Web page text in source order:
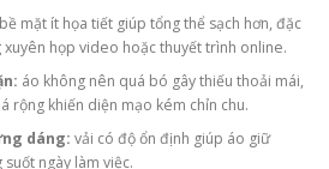
bề mặt ít họa tiết giúp tổng thể sạch hơn, đặc
họp video hoặc thuyết trình online.
áo không nên quá bó gây thiếu thoải mái,
rộng khiến diện mạo kém chỉn chu.
dáng: vải có độ ổn định giúp áo giữ
ngày làm việc.